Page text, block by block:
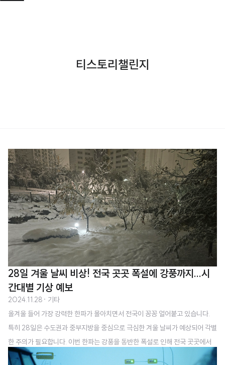
티스토리챌린지
28일 겨울 날씨 비상! 전국 곳곳 폭설에 강풍까지...시
간대별 기상 예보
2024.11.28 · 기타
올겨울 들어 가장 강력한 한파가 몰아치면서 전국이 꽁꽁 얼어붙고 있습니다.
특히 28일은 수도권과 중부지방을 중심으로 극심한 겨울 날씨가 예상되어 각별
한 주의가 필요합니다. 이번 한파는 강풍을 동반한 폭설로 인해 전국 곳곳에서
교통 혼잡과 안전사고 위험이 매우 높을 것으로 예측됩니다.기상청 발표에 따르